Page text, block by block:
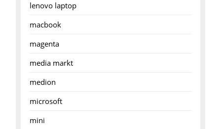
lenovo laptop
macbook
magenta
media markt
medion
microsoft
mini